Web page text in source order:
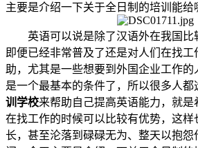
主要是介绍一下关于全日制的培训能给
英语可以说是除了汉语外在我国
即便已经非常普及了还是对人们在找
助，尤其是一些想要到外国企业工作
是一个最基本的条件了，所以很多人都
训学校来帮助自己提高英语能力，就
在找工作的时候可以比较有优势，这样
长，甚至沦落到碌碌无为、整天以抱